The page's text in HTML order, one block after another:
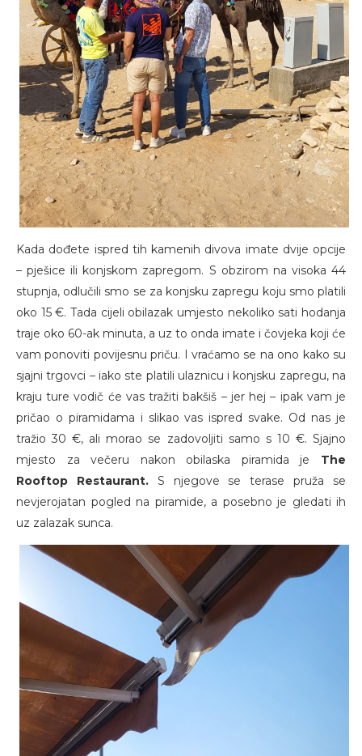
Kada dođete ispred tih kamenih divova imate dvije opcije
– pješice ili konjskom zapregom. S obzirom na visoka 44
stupnja, odlučili smo se za konjsku zapregu koju smo platili
oko 15 €. Tada cijeli obilazak umjesto nekoliko sati hodanja
traje oko 60-ak minuta, a uz to onda imate i čovjeka koji će
vam ponoviti povijesnu priču. I vraćamo se na ono kako su
sjajni trgovci – iako ste platili ulaznicu i konjsku zapregu, na
kraju ture vodič će vas tražiti bakšiš – jer hej – ipak vam je
pričao o piramidama i slikao vas ispred svake. Od nas je
tražio 30 €, ali morao se zadovoljiti samo s 10 €. Sjajno
mjesto za večeru nakon obilaska piramida je The
Rooftop Restaurant.S njegove se terase pruža se
nevjerojatan pogled na piramide, a posebno je gledati ih
uz zalazak sunca.